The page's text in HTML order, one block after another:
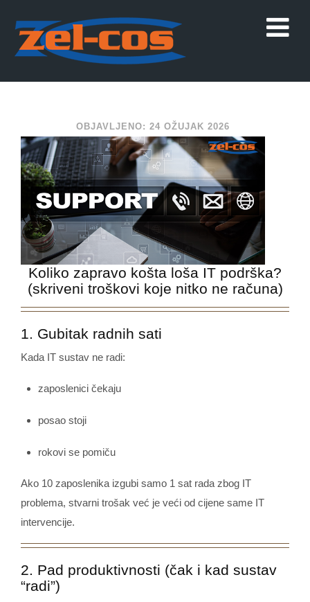
OBJAVLJENO: 24 OŽUJAK 2026
Koliko zapravo košta loša IT podrška?
(skriveni troškovi koje nitko ne računa)
1. Gubitak radnih sati
Kada IT sustav ne radi:
zaposlenici čekaju
posao stoji
rokovi se pomiču
Ako 10 zaposlenika izgubi samo 1 sat rada zbog IT
problema, stvarni trošak već je veći od cijene same IT
intervencije.
2. Pad produktivnosti (čak i kad sustav
“radi”)